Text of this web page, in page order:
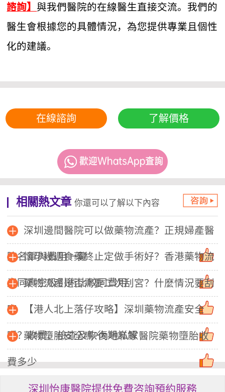
諮詢】 與我們醫院的在線醫生直接交流。我們的
醫生會根據您的具體情況，為您提供專業且個性
化的建議。
在線諮詢 了解價格
相關熱文章 你還可以了解以下內容
深圳邊間醫院可以做藥物流產？正規婦產醫
院名單與費用一覽
懷孕幾週食藥終止定做手術好？香港藥物流
產同真空吸引術比較同費用
藥物流產是否需要二次刮宮？什麼情況要刮
宮 【港人北上落仔攻略】深圳藥物流產安全
嗎？收費、檢查及恢復期詳解
藥物墮胎安全嗎?內地私家醫院藥物墮胎收
費多少
深圳怡康醫院提供免費咨詢預約服務